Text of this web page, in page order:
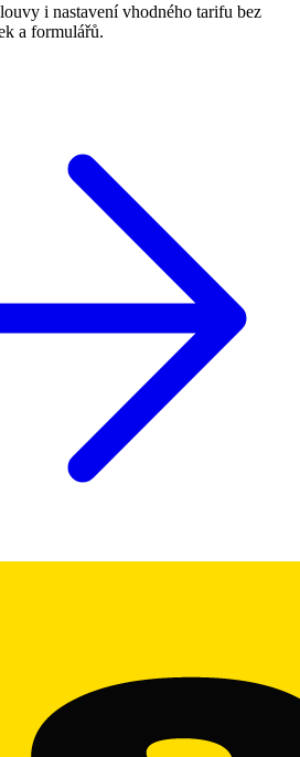
i nastavení vhodného tarifu bez
a formulářů.